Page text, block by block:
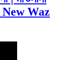
New Waz